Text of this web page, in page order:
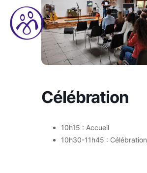
Célébration
10h15 : Accueil
10h30-11h45 : Célébration